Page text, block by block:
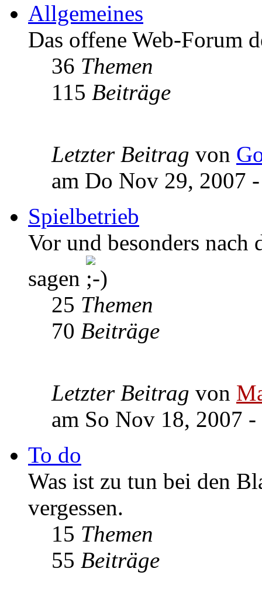
Allgemeines
Das offene Web-Forum
36 Themen
115 Beiträge
Letzter Beitrag von
am Do Nov 29, 2007
Spielbetrieb
Vor und besonders nach
sagen
25 Themen
70 Beiträge
Letzter Beitrag von
am So Nov 18, 2007
To do
Was ist zu tun bei den
vergessen.
15 Themen
55 Beiträge